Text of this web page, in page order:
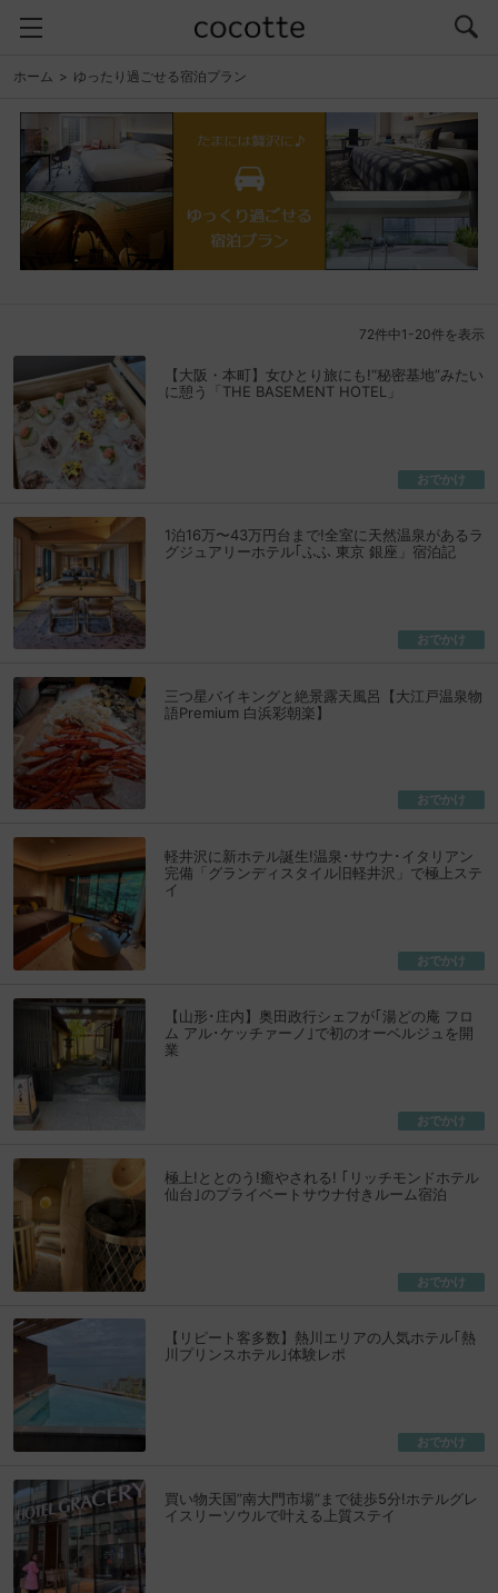
ホーム ゆったり過ごせる宿泊プラン
72件中1-20件を表示
【大阪・本町】女ひとり旅にも!“秘密基地”みたい
に憩う「THE BASEMENT HOTEL」
おでかけ
1泊16万〜43万円台まで!全室に天然温泉があるラ
グジュアリーホテル｢ふふ 東京 銀座」宿泊記
おでかけ
三つ星バイキングと絶景露天風呂【大江戸温泉物
語Premium 白浜彩朝楽】
おでかけ
軽井沢に新ホテル誕生!温泉･サウナ･イタリアン
完備「グランディスタイル旧軽井沢」で極上ステ
イ
おでかけ
【山形･庄内】奥田政行シェフが｢湯どの庵 フロ
ム アル･ケッチァーノ｣で初のオーベルジュを開
業
おでかけ
極上!ととのう!癒やされる! ｢リッチモンドホテル
仙台｣のプライベートサウナ付きルーム宿泊
おでかけ
【リピート客多数】熱川エリアの人気ホテル｢熱
川プリンスホテル｣体験レポ
おでかけ
買い物天国”南大門市場”まで徒歩5分!ホテルグレ
イスリーソウルで叶える上質ステイ